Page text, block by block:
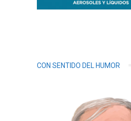
CON SENTIDO DEL HUMOR